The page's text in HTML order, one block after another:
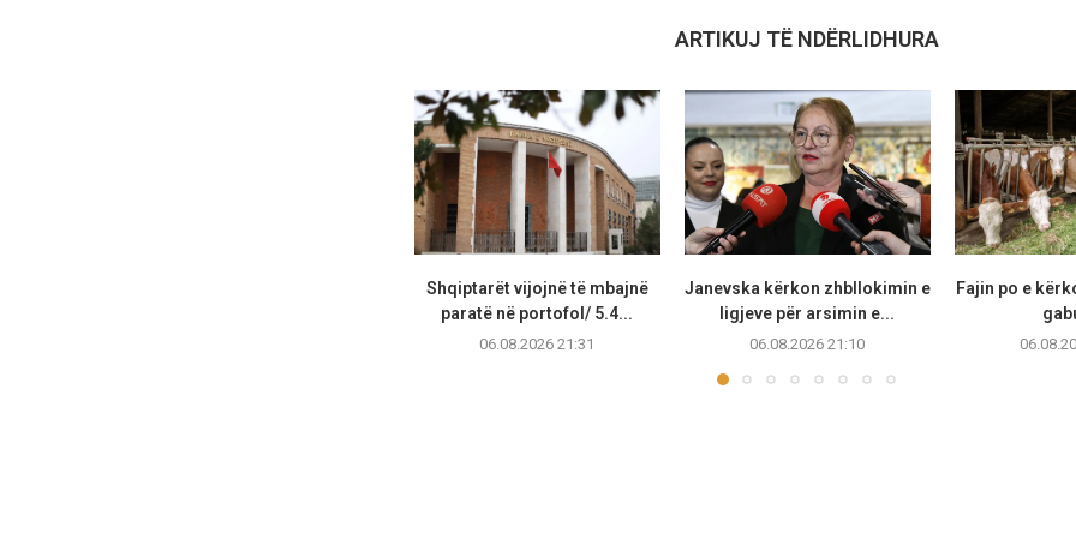
ARTIKUJ TË NDËRLIDHURA
Shqiptarët vijojnë të mbajnë
paratë në portofol/ 5.4...
06.08.2026 21:31
Janevska kërkon zhbllokimin e
ligjeve për arsimin e...
06.08.2026 21:10
Fajin po e